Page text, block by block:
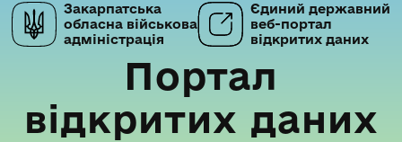
Закарпатська
обласна військова
адміністрація
Єдиний державний
веб-портал
відкритих даних
Портал
відкритих даних